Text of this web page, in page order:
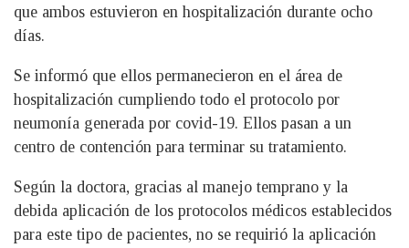
que ambos estuvieron en hospitalización durante ocho
días.
Se informó que ellos permanecieron en el área de
hospitalización cumpliendo todo el protocolo por
neumonía generada por covid-19. Ellos pasan a un
centro de contención para terminar su tratamiento.
Según la doctora, gracias al manejo temprano y la
debida aplicación de los protocolos médicos establecidos
para este tipo de pacientes, no se requirió la aplicación